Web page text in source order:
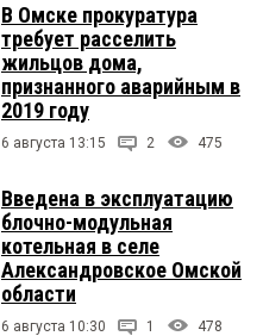
В Омске прокуратура
требует расселить
жильцов дома,
признанного аварийным в
2019 году
6 августа 13:15 2 475
Введена в эксплуатацию
блочно-модульная
котельная в селе
Александровское Омской
области
6 августа 10:30 1 478